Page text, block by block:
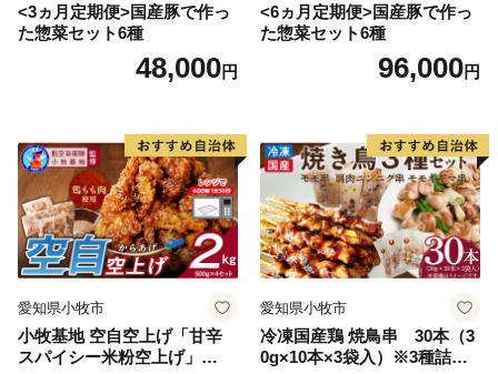
<3ヵ月定期便>国産豚で作っ
た惣菜セット6種
48,000円
<6ヵ月定期便>国産豚で作っ
た惣菜セット6種
96,000円
愛知県小牧市
小牧基地 空自空上げ「甘辛
スパイシー米粉空上げ」
愛知県小牧市
冷凍国産鶏 焼鳥串 30本（3
0g×10本×3袋入）※3種詰め